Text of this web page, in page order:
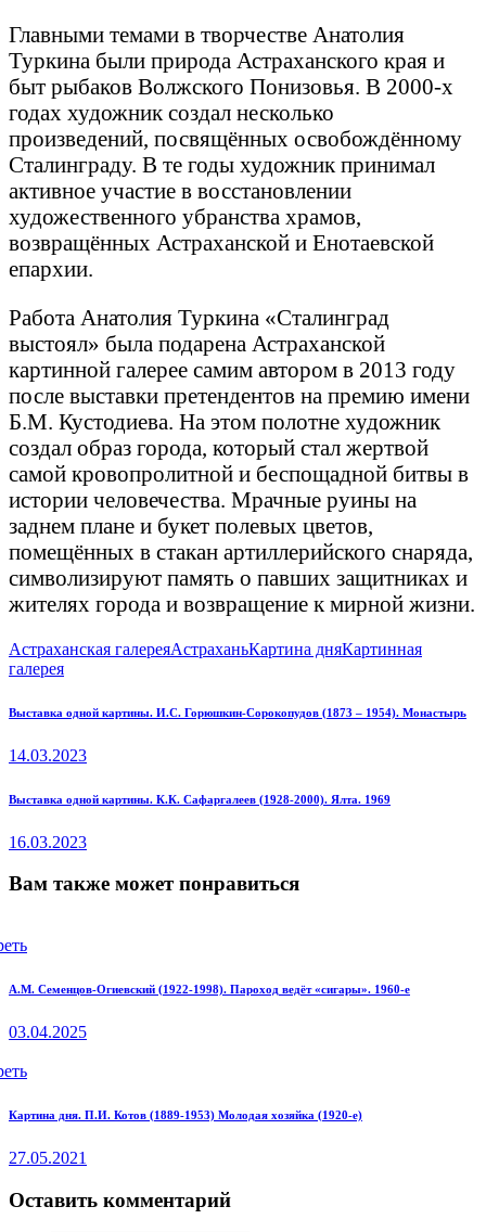
Главными темами в творчестве Анатолия
Туркина были природа Астраханского края и
быт рыбаков Волжского Понизовья. В 2000-х
годах художник создал несколько
произведений, посвящённых освобождённому
Сталинграду. В те годы художник принимал
активное участие в восстановлении
художественного убранства храмов,
возвращённых Астраханской и Енотаевской
епархии.
Работа Анатолия Туркина «Сталинград
выстоял» была подарена Астраханской
картинной галерее самим автором в 2013 году
после выставки претендентов на премию имени
Б.М. Кустодиева. На этом полотне художник
создал образ города, который стал жертвой
самой кровопролитной и беспощадной битвы в
истории человечества. Мрачные руины на
заднем плане и букет полевых цветов,
помещённых в стакан артиллерийского снаряда,
символизируют память о павших защитниках и
жителях города и возвращение к мирной жизни.
Астраханская галереяАстраханьКартина дняКартинная
галерея
Навигация
по
Previous
Выставка одной картины. И.С. Горюшкин-Сорокопудов (1873 – 1954). Монастырь
14.03.2023
Next
Выставка одной картины. К.К. Сафаргалеев (1928-2000). Ялта. 1969
16.03.2023
Вам также может понравиться
А.М. Семенцов-Огиевский (1922-1998). Пароход ведёт «сигары». 1960-е
03.04.2025
Картина дня. П.И. Котов (1889-1953) Молодая хозяйка (1920-е)
27.05.2021
Оставить комментарий